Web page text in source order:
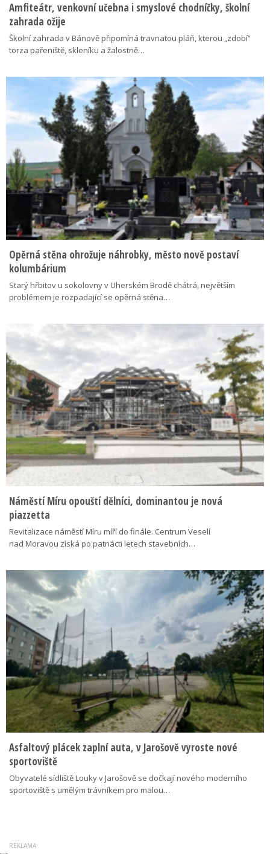
Amfiteátr, venkovní učebna i smyslové chodníčky, školní
zahrada ožije
Školní zahrada v Bánově připomíná travnatou pláň, kterou „zdobí“
torza pařeniště, skleníku a žalostně…
Opěrná stěna ohrožuje náhrobky, město nově postaví
kolumbárium
Starý hřbitov u sokolovny v Uherském Brodě chátrá, největším
problémem je rozpadající se opěrná stěna…
Náměstí Míru opouští dělníci, dominantou je nová
piazzetta
Revitalizace náměstí Míru míří do finále. Centrum Veselí
nad Moravou získá po patnácti letech stavebních…
Asfaltový plácek zaplní auta, v Jarošově vyroste nové
sportoviště
Obyvatelé sídliště Louky v Jarošově se dočkají nového moderního
sportoviště s umělým trávníkem pro malou…